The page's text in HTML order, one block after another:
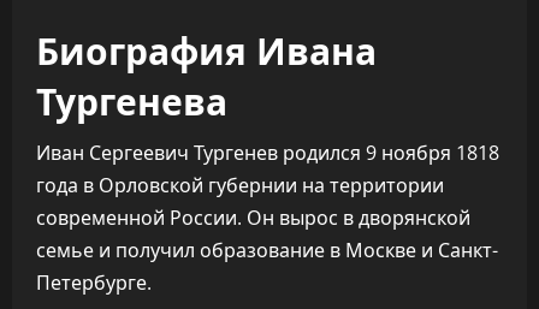
Биография Ивана
Тургенева
Иван Сергеевич Тургенев родился 9 ноября 1818
года в Орловской губернии на территории
современной России. Он вырос в дворянской
семье и получил образование в Москве и Санкт-
Петербурге.